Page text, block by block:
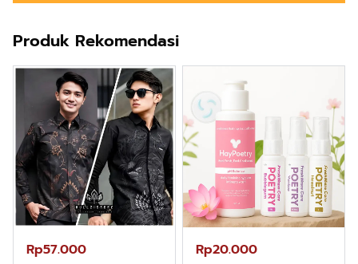
Produk Rekomendasi
Rp57.000 Rp20.000